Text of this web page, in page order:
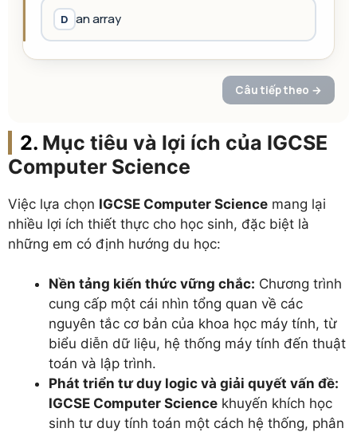
Mục tiêu và lợi ích của IGCSE
Computer Science
Việc lựa chọn IGCSE Computer Science mang lại
nhiều lợi ích thiết thực cho học sinh, đặc biệt là
những em có định hướng du học:
Nền tảng kiến thức vững chắc: Chương trình
cung cấp một cái nhìn tổng quan về các
nguyên tắc cơ bản của khoa học máy tính, từ
biểu diễn dữ liệu, hệ thống máy tính đến thuật
toán và lập trình.
Phát triển tư duy logic và giải quyết vấn đề:
IGCSE Computer Science khuyến khích học
sinh tư duy tính toán một cách hệ thống, phân